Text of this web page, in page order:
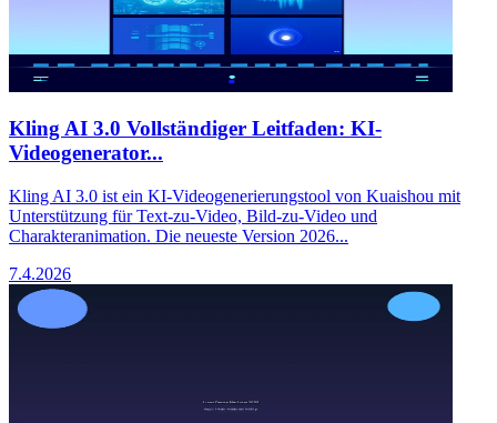
Kling AI 3.0 Vollständiger Leitfaden: KI-
Videogenerator...
Kling AI 3.0 ist ein KI-Videogenerierungstool von Kuaishou mit
Unterstützung für Text-zu-Video, Bild-zu-Video und
Charakteranimation. Die neueste Version 2026...
7.4.2026